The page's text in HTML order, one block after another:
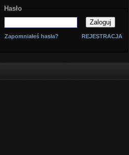
Hasło
Zapomniałeś hasła? REJESTRACJA